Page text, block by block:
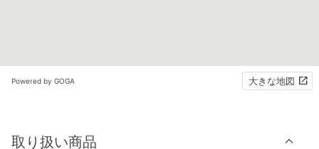
Powered by GOGA 大きな地図
取り扱い商品